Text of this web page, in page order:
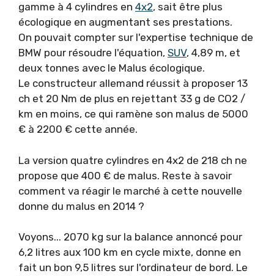
gamme à 4 cylindres en 4x2, sait être plus
écologique en augmentant ses prestations.
On pouvait compter sur l'expertise technique de
BMW pour résoudre l'équation, SUV, 4,89 m, et
deux tonnes avec le Malus écologique.
Le constructeur allemand réussit à proposer 13
ch et 20 Nm de plus en rejettant 33 g de CO2 /
km en moins, ce qui ramène son malus de 5000
€ à 2200 € cette année.
La version quatre cylindres en 4x2 de 218 ch ne
propose que 400 € de malus. Reste à savoir
comment va réagir le marché à cette nouvelle
donne du malus en 2014 ?
Voyons... 2070 kg sur la balance annoncé pour
6,2 litres aux 100 km en cycle mixte, donne en
fait un bon 9,5 litres sur l'ordinateur de bord. Le